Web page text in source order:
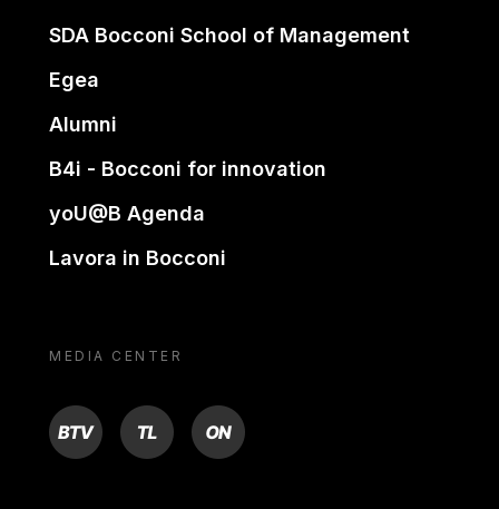
SDA Bocconi School of Management
Egea
Alumni
B4i - Bocconi for innovation
yoU@B Agenda
Lavora in Bocconi
MEDIA CENTER
BTV TL ON